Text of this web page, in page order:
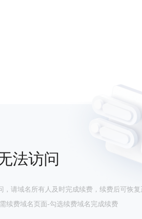
法访问
请域名所有人及时完成续费，续费后可恢复
续费域名页面-勾选续费域名完成续费